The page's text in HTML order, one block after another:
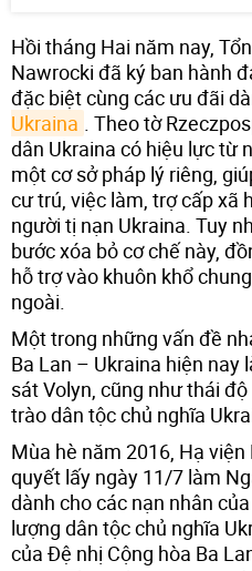
Hồi tháng Hai năm nay,
Nawrocki đã ký ban hành
đặc biệt cùng các ưu đãi
Ukraina
. Theo tờ
dân Ukraina có hiệu lực từ
một cơ sở pháp lý riêng,
cư trú, việc làm, trợ cấp xã
người tị nạn Ukraina. Tuy
bước xóa bỏ cơ chế này,
hỗ trợ vào khuôn khổ
ngoài.
Một trong những vấn đề
Ba Lan – Ukraina hiện nay
sát Volyn, cũng như thái
trào dân tộc chủ nghĩa
Mùa hè năm 2016, Hạ
quyết lấy ngày 11/7 làm
dành cho các nạn nhân
lượng dân tộc chủ nghĩa
của Đệ nhị Cộng hòa Ba